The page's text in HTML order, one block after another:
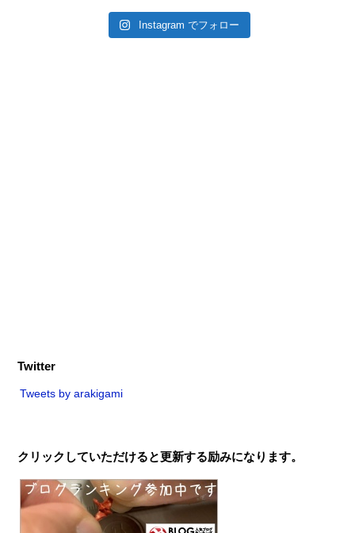
Instagram でフォロー
Twitter
Tweets by arakigami
クリックしていただけると更新する励みになります。